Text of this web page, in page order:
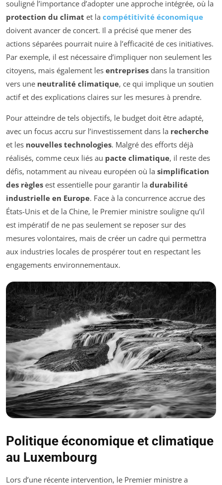
souligné l’importance d’adopter une approche intégrée, où la
protection du climat et la compétitivité économique
doivent avancer de concert. Il a précisé que mener des
actions séparées pourrait nuire à l’efficacité de ces initiatives.
Par exemple, il est nécessaire d’impliquer non seulement les
citoyens, mais également les entreprises dans la transition
vers une neutralité climatique, ce qui implique un soutien
actif et des explications claires sur les mesures à prendre.
Pour atteindre de tels objectifs, le budget doit être adapté,
avec un focus accru sur l’investissement dans la recherche
et les nouvelles technologies. Malgré des efforts déjà
réalisés, comme ceux liés au pacte climatique, il reste des
défis, notamment au niveau européen où la simplification
des règles est essentielle pour garantir la durabilité
industrielle en Europe. Face à la concurrence accrue des
États-Unis et de la Chine, le Premier ministre souligne qu’il
est impératif de ne pas seulement se reposer sur des
mesures volontaires, mais de créer un cadre qui permettra
aux industries locales de prospérer tout en respectant les
engagements environnementaux.
Politique économique et climatique
au Luxembourg
Lors d’une récente intervention, le Premier ministre a